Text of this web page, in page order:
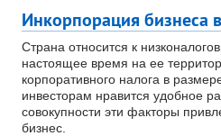
Инкорпорация бизнеса
Страна относится к
настоящее время на ее
корпоративного налога в
инвесторам нравится удобное
совокупности эти факторы
бизнес.